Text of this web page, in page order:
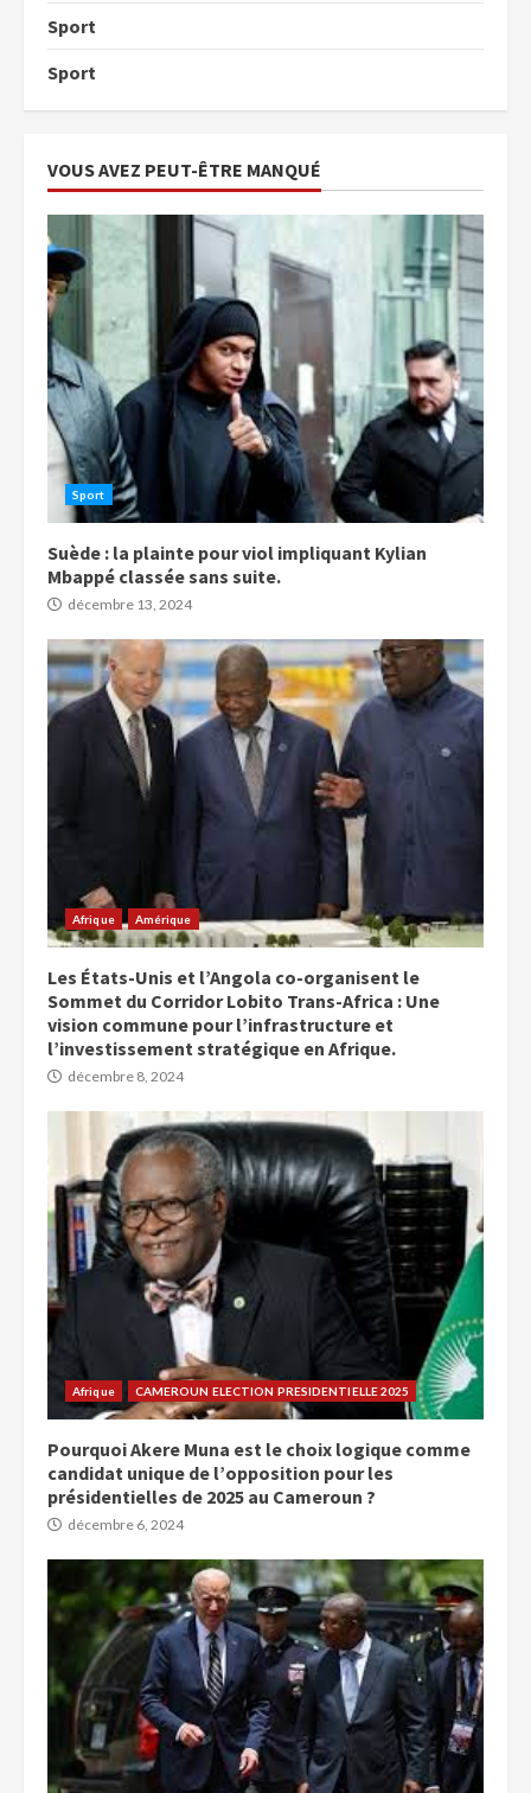
Sport
Sport
VOUS AVEZ PEUT-ÊTRE MANQUÉ
Sport
Suède : la plainte pour viol impliquant Kylian
Mbappé classée sans suite.
décembre 13, 2024
Afrique Amérique
Les États-Unis et l’Angola co-organisent le
Sommet du Corridor Lobito Trans-Africa : Une
vision commune pour l’infrastructure et
l’investissement stratégique en Afrique.
décembre 8, 2024
Afrique CAMEROUN ELECTION PRESIDENTIELLE 2025
Pourquoi Akere Muna est le choix logique comme
candidat unique de l’opposition pour les
présidentielles de 2025 au Cameroun ?
décembre 6, 2024